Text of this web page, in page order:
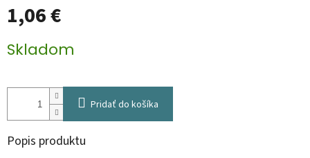
1,06 €
cena:
Skladom
Pridať do košíka
Popis produktu